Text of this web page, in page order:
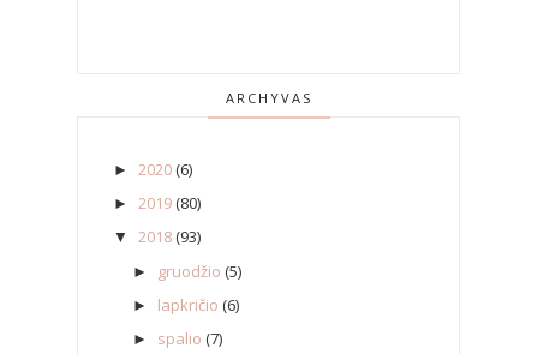
ARCHYVAS
► 2020 (6)
► 2019 (80)
▼ 2018 (93)
► gruodžio (5)
► lapkričio (6)
► spalio (7)